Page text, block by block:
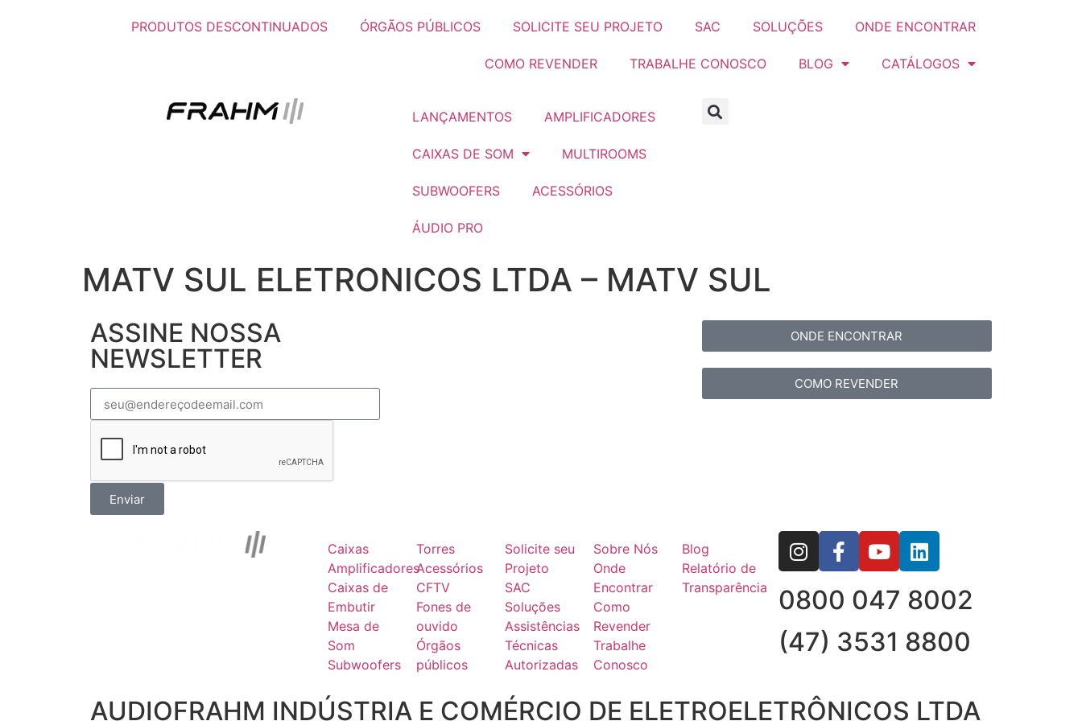
PRODUTOS DESCONTINUADOS ÓRGÃOS PÚBLICOS SOLICITE SEU PROJETO SAC SOLUÇÕES ONDE ENCONTRAR
COMO REVENDER TRABALHE CONOSCO BLOG CATÁLOGOS
LANÇAMENTOS AMPLIFICADORES
CAIXAS DE SOM MULTIROOMS
SUBWOOFERS ACESSÓRIOS
ÁUDIO PRO
MATV SUL ELETRONICOS LTDA – MATV SUL
ASSINE NOSSA
NEWSLETTER
Enviar
ONDE ENCONTRAR
COMO REVENDER
Caixas
Amplificadores
Caixas de
Embutir
Mesa de
Som
Subwoofers
Torres
Acessórios
CFTV
Fones de
ouvido
Órgãos
públicos
Solicite seu
Projeto
SAC
Soluções
Assistências
Técnicas
Autorizadas
Sobre Nós
Onde
Encontrar
Como
Revender
Trabalhe
Conosco
Blog
Relatório de
Transparência
0800 047 8002
(47) 3531 8800
AUDIOFRAHM INDÚSTRIA E COMÉRCIO DE ELETROELETRÔNICOS LTDA